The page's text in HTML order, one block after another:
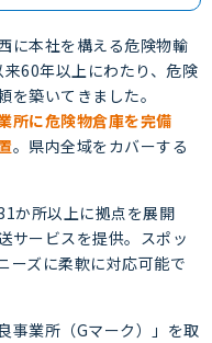
に本社を構える危険物輸
60年以上にわたり、危険
築いてきました。
所に危険物倉庫を完備
。県内全域をカバーする
か所以上に拠点を展開
サービスを提供。スポッ
ーズに柔軟に対応可能で
事業所（Gマーク）」を取